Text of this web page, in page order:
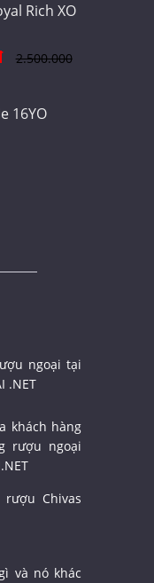
Rich XO
2.500.000
16YO
ngoại tại
.NET
khách hàng
rượu ngoại
Chivas
và nó khác